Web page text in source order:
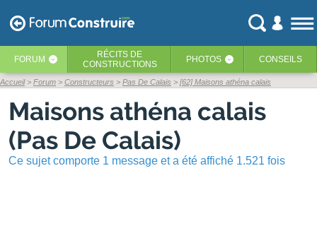
FORUM ‹ RÉCITS DE
CONSTRUCTIONS
PHOTOS ‹ CONSEILS
Accueil Forum Constructeurs Pas De Calais [62] Maisons athéna calais
Maisons athéna calais
(Pas De Calais)
Ce sujet comporte 1 message et a été affiché 1.521 fois